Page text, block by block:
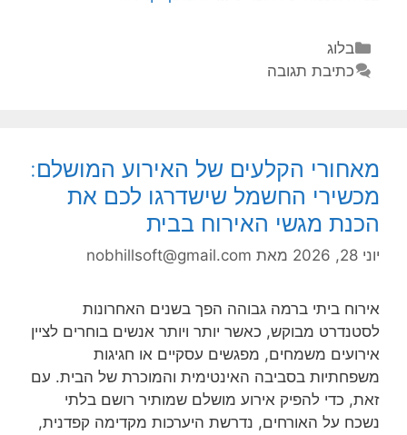
בלוג
כתיבת תגובה
מאחורי הקלעים של האירוע המושלם:
מכשירי החשמל שישדרגו לכם את
הכנת מגשי האירוח בבית
יוני 28, 2026 מאת nobhillsoft@gmail.com
אירוח ביתי ברמה גבוהה הפך בשנים האחרונות
לסטנדרט מבוקש, כאשר יותר ויותר אנשים בוחרים לציין
אירועים משמחים, מפגשים עסקיים או חגיגות
משפחתיות בסביבה האינטימית והמוכרת של הבית. עם
זאת, כדי להפיק אירוע מושלם שמותיר רושם בלתי
נשכח על האורחים, נדרשת היערכות מקדימה קפדנית,